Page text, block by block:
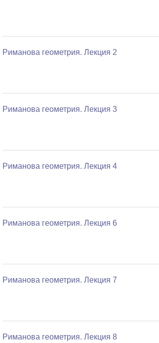
Риманова геометрия. Лекция 2
Риманова геометрия. Лекция 3
Риманова геометрия. Лекция 4
Риманова геометрия. Лекция 6
Риманова геометрия. Лекция 7
Риманова геометрия. Лекция 8